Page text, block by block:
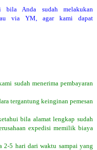
bila Anda sudah melakukan
via YM, agar kami dapat
sudah menerima pembayaran
tergantung keinginan pemesan
bila alamat lengkap sudah
expedisi memilik biaya
2-5 hari dari waktu sampai yang